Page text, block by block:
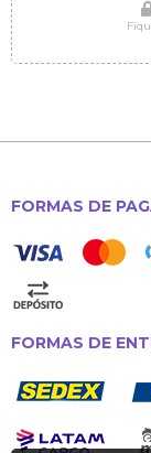
FORMAS DE
FORMAS DE